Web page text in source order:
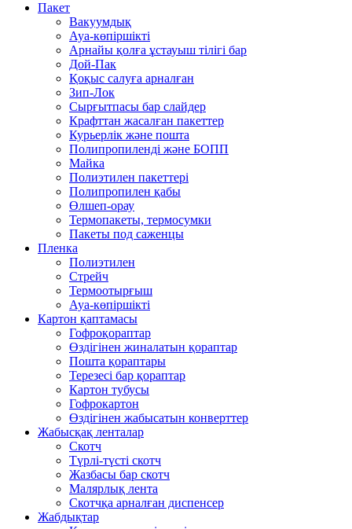
Пакет
Вакуумдық
Ауа-көпіршікті
Арнайы қолға ұстауыш тілігі бар
Дой-Пак
Қоқыс салуға арналған
Зип-Лок
Сырғытпасы бар слайдер
Крафттан жасалған пакеттер
Курьерлік және пошта
Полипропиленді және БОПП
Майка
Полиэтилен пакеттері
Полипропилен қабы
Өлшеп-орау
Термопакеты, термосумки
Пакеты под саженцы
Пленка
Полиэтилен
Стрейч
Термоотырғыш
Ауа-көпіршікті
Картон қаптамасы
Гофроқораптар
Өздігінен жиналатын қораптар
Пошта қораптары
Терезесі бар қораптар
Картон тубусы
Гофрокартон
Өздігінен жабысатын конверттер
Жабысқақ ленталар
Скотч
Түрлі-түсті скотч
Жазбасы бар скотч
Малярлық лента
Скотчқа арналған диспенсер
Жабдықтар